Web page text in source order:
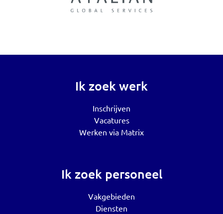
Ik zoek werk
Inschrijven
Vacatures
Werken via Matrix
Ik zoek personeel
Vakgebieden
Diensten